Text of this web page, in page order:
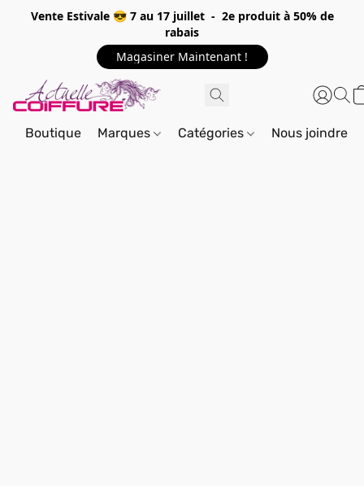
Vente Estivale 😎 7 au 17 juillet - 2e produit à 50% de
rabais
Magasiner Maintenant !
Boutique Marques Catégories Nous joindre